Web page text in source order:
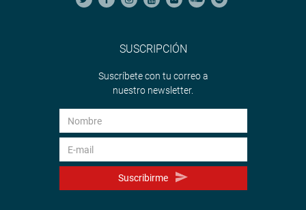
SUSCRIPCIÓN
Suscríbete con tu correo a
nuestro newsletter.
Suscribirme